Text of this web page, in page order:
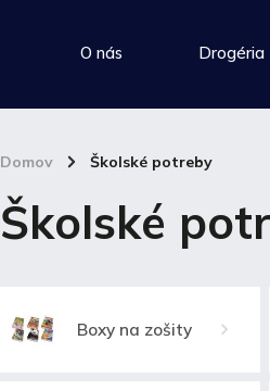
O nás Drogéria
Domov / Školské potreby
Školské
Boxy na zošity